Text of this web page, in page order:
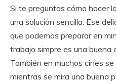
Si te preguntas cómo hacer
una solución sencilla. Ese
que podemos preparar en
trabajo simpre es una buena
También en muchos cines
mientras se mira una buena